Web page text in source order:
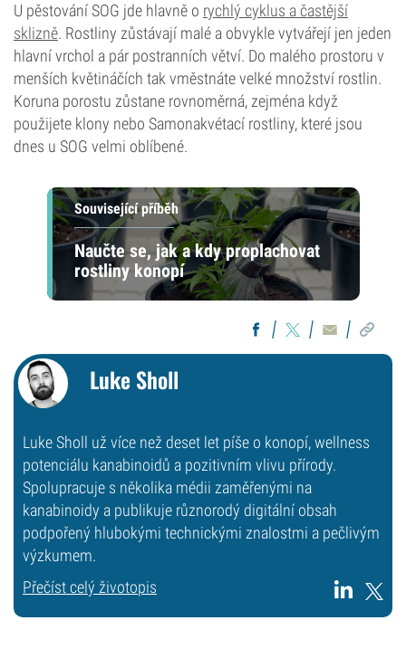
U pěstování SOG jde hlavně o rychlý cyklus a častější
sklizně. Rostliny zůstávají malé a obvykle vytvářejí jen jeden
hlavní vrchol a pár postranních větví. Do malého prostoru v
menších květináčích tak vměstnáte velké množství rostlin.
Koruna porostu zůstane rovnoměrná, zejména když
použijete klony nebo Samonakvétací rostliny, které jsou
dnes u SOG velmi oblíbené.
Související příběh
Naučte se, jak a kdy proplachovat
rostliny konopí
Luke Sholl
Luke Sholl už více než deset let píše o konopí, wellness
potenciálu kanabinoidů a pozitivním vlivu přírody.
Spolupracuje s několika médii zaměřenými na
kanabinoidy a publikuje různorodý digitální obsah
podpořený hlubokými technickými znalostmi a pečlivým
výzkumem.
Přečíst celý životopis